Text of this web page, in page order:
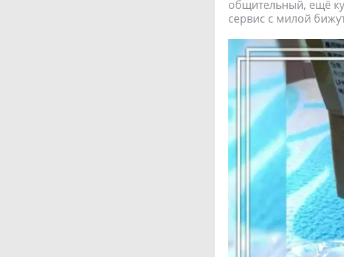
общительный, ещё
сервис с милой